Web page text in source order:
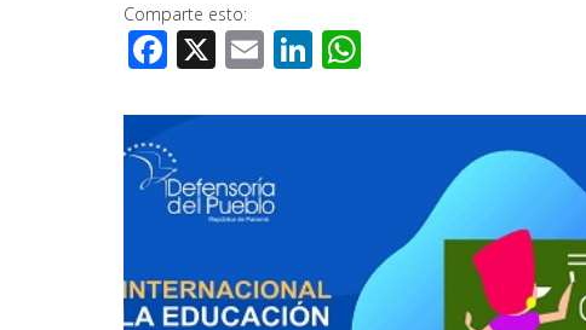
Comparte esto:
Facebook
X EmailLinkedIn